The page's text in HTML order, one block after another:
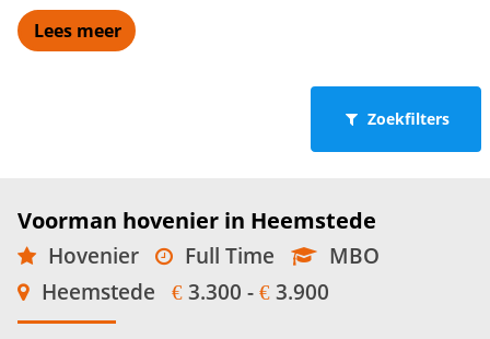
Lees meer
Zoekfilters
Voorman hovenier in Heemstede
Hovenier Full Time
MBO
Heemstede
€ 3.300 - € 3.900